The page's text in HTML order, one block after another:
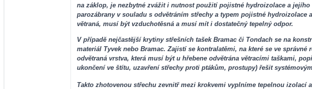
na záklop, je nezbytné zvážit i nutnost použití pojistné hydroizolace a
parozábrany v souladu s odvětráním střechy a typem pojistné
větraná, musí být vzduchotěsná a musí mít i dostatečný tepelný odpor.
V případě nejčastější krytiny střešních tašek Bramac či Tondach se na
materiál Tyvek nebo Bramac. Zajistí se kontralatěmi, na které se ve
odvětraná vrstva, která musí být u hřebene odvětrána větracími taškami,
ukončení ve štítu, uzavření střechy proti ptákům, prostupy) řešit
Takto zhotovenou střechu zevnitř mezi krokvemi vyplníme tepelnou izolací